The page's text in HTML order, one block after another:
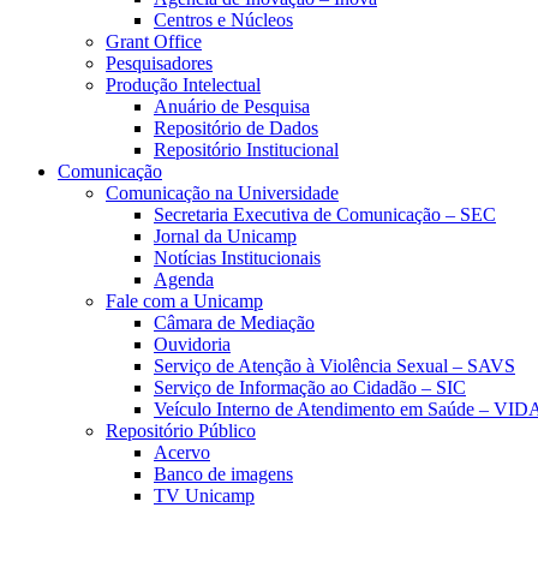
Centros e Núcleos
Grant Office
Pesquisadores
Produção Intelectual
Anuário de Pesquisa
Repositório de Dados
Repositório Institucional
Comunicação
Comunicação na Universidade
Secretaria Executiva de Comunicação – SEC
Jornal da Unicamp
Notícias Institucionais
Agenda
Fale com a Unicamp
Câmara de Mediação
Ouvidoria
Serviço de Atenção à Violência Sexual – SAVS
Serviço de Informação ao Cidadão – SIC
Veículo Interno de Atendimento em Saúde –
Repositório Público
Acervo
Banco de imagens
TV Unicamp